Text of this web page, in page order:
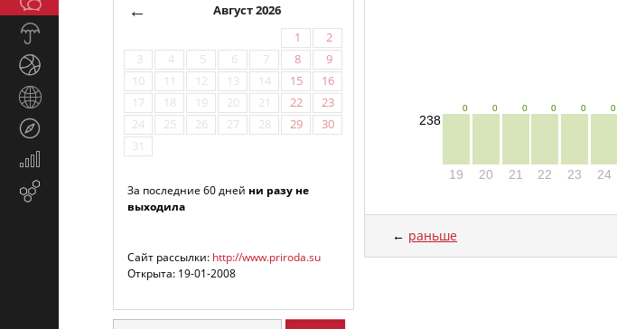
Экономика
маркетинг
←
Август 2026
1
2
3
4 5 6 7 8
9
10
11 12 13 14 15
16
17
18 19 20 21 22
23
24
25 26 27 28 29
30
31
За последние 60 дней ни разу не
выходила
Сайт рассылки: http://www.priroda.su
Открыта: 19-01-2008
238
0
19
0
20
0
21
0
22
0
23
0
24
← раньше